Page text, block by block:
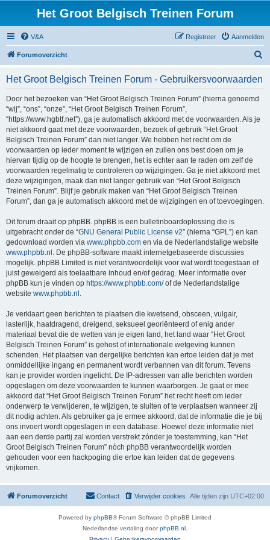
Het Groot Belgisch Treinen Forum
V&A Aanmelden
Registreer
Forumoverzicht
Het Groot Belgisch Treinen Forum - Gebruikersvoorwaarden
Door het bezoeken van “Het Groot Belgisch Treinen Forum” (hierna genoemd
“wij”, “ons”, “onze”, “Het Groot Belgisch Treinen Forum”,
“https://www.hgbtf.net”), ga je automatisch akkoord met de voorwaarden. Als je
niet akkoord gaat met deze voorwaarden, bezoek of gebruik “Het Groot
Belgisch Treinen Forum” dan niet langer. We hebben het recht om de
voorwaarden op ieder moment te wijzigen en zullen ons best doen om je
hiervan tijdig op de hoogte te brengen, het is echter aan te raden om zelf de
voorwaarden regelmatig te controleren op wijzigingen. Ga je niet akkoord met
deze wijzigingen, maak dan niet langer gebruik van “Het Groot Belgisch
Treinen Forum”. Blijf je gebruik maken van “Het Groot Belgisch Treinen
Forum”, dan ga je automatisch akkoord met de wijzigingen en of toevoegingen.
Dit forum draait op phpBB. phpBB is een bulletinboardoplossing die is
uitgebracht onder de “GNU General Public License v2” (hierna “GPL”) en kan
gedownload worden via www.phpbb.com en via de Nederlandstalige website
www.phpbb.nl . De phpBB-software maakt internetgebaseerde discussies
mogelijk. phpBB Limited is niet verantwoordelijk voor wat wordt toegestaan of
juist geweigerd als toelaatbare inhoud en/of gedrag. Meer informatie over
phpBB kun je vinden op https://www.phpbb.com/of de Nederlandstalige
website www.phpbb.nl .
Je verklaart geen berichten te plaatsen die kwetsend, obsceen, vulgair,
lasterlijk, haatdragend, dreigend, seksueel georiënteerd of enig ander
materiaal bevat die de wetten van je eigen land, het land waar “Het Groot
Belgisch Treinen Forum” is gehost of internationale wetgeving kunnen
schenden. Het plaatsen van dergelijke berichten kan ertoe leiden dat je met
onmiddellijke ingang en permanent wordt verbannen van dit forum. Tevens
kan je provider worden ingelicht. De IP-adressen van alle berichten worden
opgeslagen om deze voorwaarden te kunnen waarborgen. Je gaat er mee
akkoord dat “Het Groot Belgisch Treinen Forum” het recht heeft om ieder
onderwerp te verwijderen, te wijzigen, te sluiten of te verplaatsen wanneer zij
dit nodig achten. Als gebruiker ga je ermee akkoord, dat de informatie die je bij
ons invoert wordt opgeslagen in een database. Hoewel deze informatie niet
aan een derde partij zal worden verstrekt zónder je toestemming, kan “Het
Groot Belgisch Treinen Forum” nóch phpBB verantwoordelijk worden
gehouden voor een hackpoging die ertoe kan leiden dat de gegevens
vrijkomen.
Forumoverzicht Alle tijden zijn UTC+02:00
Verwijder cookies
Contact
Powered by phpBB® Forum Software © phpBB Limited
Nederlandse vertaling doorphpBB.nl